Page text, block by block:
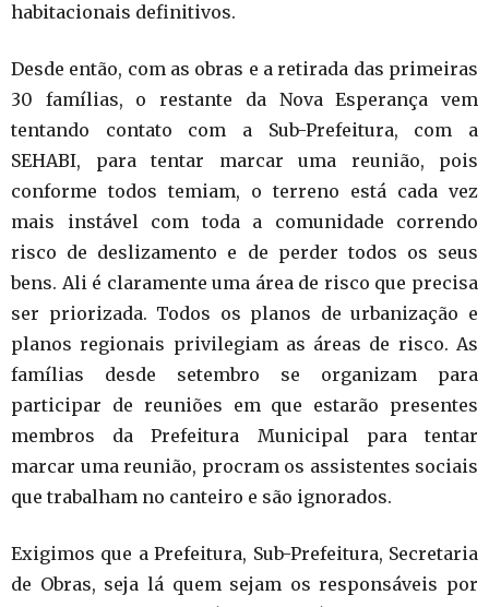
habitacionais definitivos.
Desde então, com as obras e a retirada das primeiras
30 famílias, o restante da Nova Esperança vem
tentando contato com a Sub-Prefeitura, com a
SEHABI, para tentar marcar uma reunião, pois
conforme todos temiam, o terreno está cada vez
mais instável com toda a comunidade correndo
risco de deslizamento e de perder todos os seus
bens. Ali é claramente uma área de risco que precisa
ser priorizada. Todos os planos de urbanização e
planos regionais privilegiam as áreas de risco. As
famílias desde setembro se organizam para
participar de reuniões em que estarão presentes
membros da Prefeitura Municipal para tentar
marcar uma reunião, procram os assistentes sociais
que trabalham no canteiro e são ignorados.
Exigimos que a Prefeitura, Sub-Prefeitura, Secretaria
de Obras, seja lá quem sejam os responsáveis por